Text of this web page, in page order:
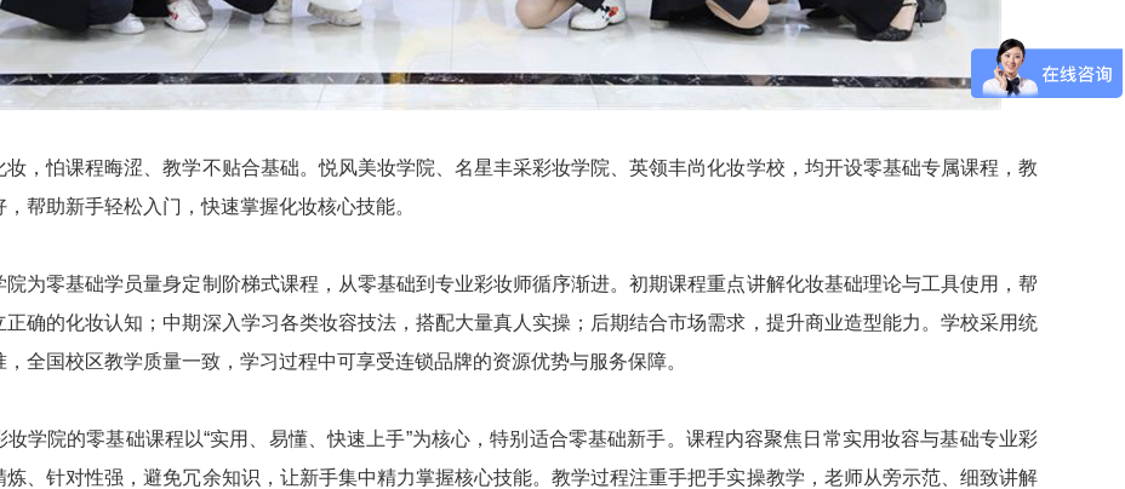
妆，怕课程晦涩、教学不贴合基础。悦风美妆学院、名星丰采彩妆学院、英领丰尚化妆学校，均开设零基础专属课程，教
，帮助新手轻松入门，快速掌握化妆核心技能。
院为零基础学员量身定制阶梯式课程，从零基础到专业彩妆师循序渐进。初期课程重点讲解化妆基础理论与工具使用，帮
正确的化妆认知；中期深入学习各类妆容技法，搭配大量真人实操；后期结合市场需求，提升商业造型能力。学校采用统
，全国校区教学质量一致，学习过程中可享受连锁品牌的资源优势与服务保障。
妆学院的零基础课程以“实用、易懂、快速上手”为核心，特别适合零基础新手。课程内容聚焦日常实用妆容与基础专业彩
炼、针对性强，避免冗余知识，让新手集中精力掌握核心技能。教学过程注重手把手实操教学，老师从旁示范、细致讲解